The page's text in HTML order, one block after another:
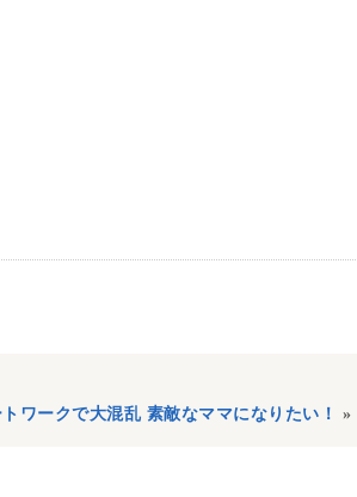
ワークで大混乱 素敵なママになりたい！
»